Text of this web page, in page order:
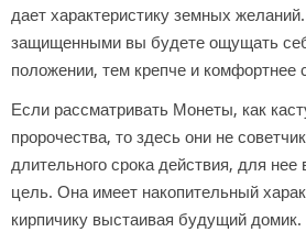
дает характеристику земных
защищенными вы будете ощущать
положении, тем крепче и комфортнее
Если рассматривать Монеты, как
пророчества, то здесь они не
длительного срока действия, для
цель. Она имеет накопительный
кирпичику выстаивая будущий домик.